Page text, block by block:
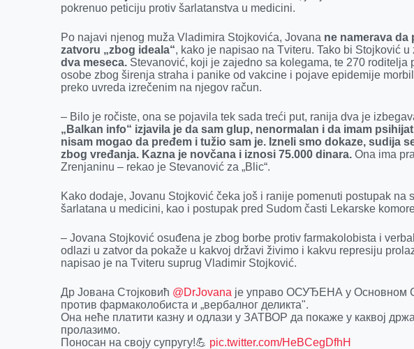
o
g
r
I
p
pokrenuo peticiju protiv šarlatanstva u medicini.
Po najavi njenog muža Vladimira Stojkovića, Jovana ne namerava da
zatvoru „zbog ideala“, kako je napisao na Tviteru. Tako bi Stojković
dva meseca. Stevanović, koji je zajedno sa kolegama, te 270 roditelja
osobe zbog širenja straha i panike od vakcine i pojave epidemije
preko uvreda izrečenim na njegov račun.
– Bilo je ročiste, ona se pojavila tek sada treći put, ranija dva je
„Balkan info“ izjavila je da sam glup, nenormalan i da imam
nisam mogao da pređem i tužio sam je. Izneli smo dokaze, sudija
zbog vređanja. Kazna je novčana i iznosi 75.000 dinara. Ona ima
Zrenjaninu – rekao je Stevanović za „Blic“.
Kako dodaje, Jovanu Stojković čeka još i ranije pomenuti postupak na
šarlatana u medicini, kao i postupak pred Sudom časti Lekarske
– Jovana Stojković osuđena je zbog borbe protiv farmakolobista i
odlazi u zatvor da pokaže u kakvoj državi živimo i kakvu represiju
napisao je na Tviteru suprug Vladimir Stojković.
Др Јована Стојковић @DrJovana је управо ОСУЂЕНА у Основном
против фармаколобиста и „вербалног деликта".
Она неће платити казну и одлази у ЗАТВОР да покаже у каквој
пролазимо.
Поносан на своју супругу!💪 pic.twitter.com/HeBCegDfhH